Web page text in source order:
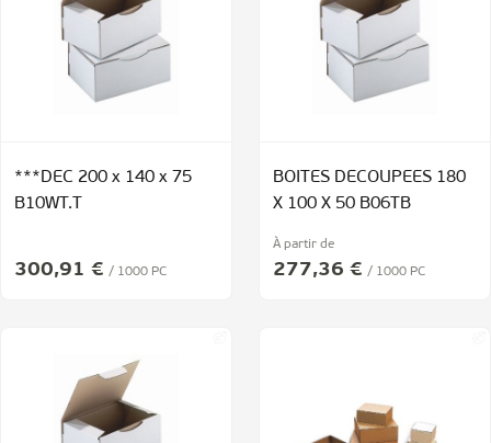
***DEC 200 x 140 x 75
B10WT.T
300,91 € / 1000 PC
BOITES DECOUPEES 180
X 100 X 50 B06TB
À partir de
277,36 € / 1000 PC